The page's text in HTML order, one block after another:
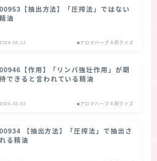
00953【抽出方法】「圧搾法」ではない
精油
2024.03.12 ■アロマハーブ４択クイズ
00946【作用】「リンパ強壮作用」が期
待できると言われている精油
2024.03.02 ■アロマハーブ４択クイズ
00934 【抽出方法】「圧搾法」で抽出さ
れる精油